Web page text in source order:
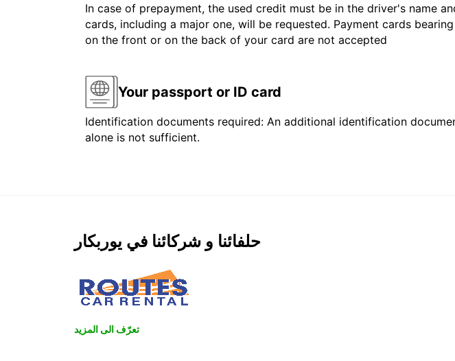
In case of prepayment, the used credit must be in the driver's name
cards, including a major one, will be requested. Payment cards
on the front or on the back of your card are not accepted
Your passport or ID card
Identification documents required: An additional identification
alone is not sufficient.
حلفائنا و شركائنا في يوربكار
تعرّف الى المزيد